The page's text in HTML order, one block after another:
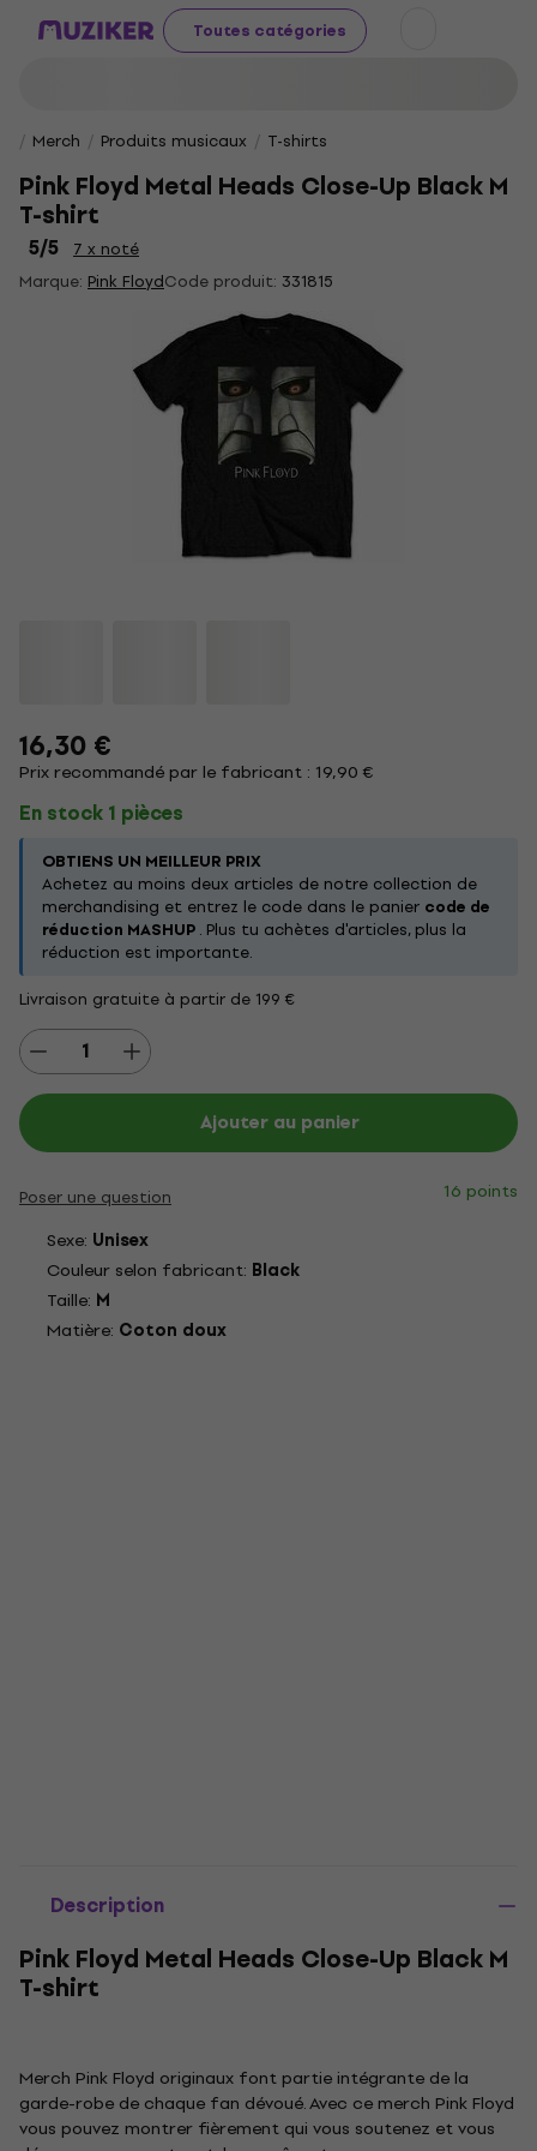
Toutes catégories
Merch Produits musicaux T-shirts
Pink Floyd Metal Heads Close-Up Black M
T-shirt
5/5
7 x noté
Marque: Pink FloydCode produit: 331815
16,30 €
Prix recommandé par le fabricant : 19,90 €
En stock 1 pièces
OBTIENS UN MEILLEUR PRIX
Achetez au moins deux articles de notre collection de
merchandising et entrez le code dans le panier code de
réduction MASHUP. Plus tu achètes d'articles, plus la
réduction est importante.
Livraison gratuite à partir de 199 €
Ajouter au panier
Poser une question
16 points
Sexe: Unisex
Couleur selon fabricant: Black
Taille: M
Matière: Coton doux
Description
Pink Floyd Metal Heads Close-Up Black M
T-shirt
Merch Pink Floyd originaux font partie intégrante de la
garde-robe de chaque fan dévoué. Avec ce merch Pink Floyd
vous pouvez montrer fièrement qui vous soutenez et vous